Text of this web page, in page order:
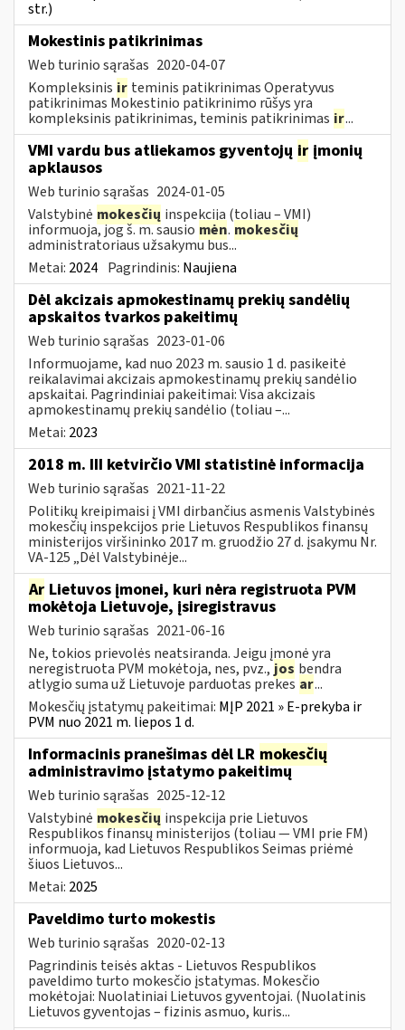
str.)
Mokestinis patikrinimas
Web turinio sąrašas 2020-04-07
Kompleksinis ir teminis patikrinimas Operatyvus
patikrinimas Mokestinio patikrinimo rūšys yra
kompleksinis patikrinimas, teminis patikrinimas ir...
VMI vardu bus atliekamos gyventojų ir įmonių
apklausos
Web turinio sąrašas 2024-01-05
Valstybinė mokesčių inspekcija (toliau – VMI)
informuoja, jog š. m. sausio mėn. mokesčių
administratoriaus užsakymu bus...
Metai: 2024 Pagrindinis: Naujiena
Dėl akcizais apmokestinamų prekių sandėlių
apskaitos tvarkos pakeitimų
Web turinio sąrašas 2023-01-06
Informuojame, kad nuo 2023 m. sausio 1 d. pasikeitė
reikalavimai akcizais apmokestinamų prekių sandėlio
apskaitai. Pagrindiniai pakeitimai: Visa akcizais
apmokestinamų prekių sandėlio (toliau –...
Metai: 2023
2018 m. III ketvirčio VMI statistinė informacija
Web turinio sąrašas 2021-11-22
Politikų kreipimaisi į VMI dirbančius asmenis Valstybinės
mokesčių inspekcijos prie Lietuvos Respublikos finansų
ministerijos viršininko 2017 m. gruodžio 27 d. įsakymu Nr.
VA-125 „Dėl Valstybinėje...
Ar Lietuvos įmonei, kuri nėra registruota PVM
mokėtoja Lietuvoje, įsiregistravus
Web turinio sąrašas 2021-06-16
Ne, tokios prievolės neatsiranda. Jeigu įmonė yra
neregistruota PVM mokėtoja, nes, pvz., jos bendra
atlygio suma už Lietuvoje parduotas prekes ar...
Mokesčių įstatymų pakeitimai: MĮP 2021 » E-prekyba ir
PVM nuo 2021 m. liepos 1 d.
Informacinis pranešimas dėl LR mokesčių
administravimo įstatymo pakeitimų
Web turinio sąrašas 2025-12-12
Valstybinė mokesčių inspekcija prie Lietuvos
Respublikos finansų ministerijos (toliau — VMI prie FM)
informuoja, kad Lietuvos Respublikos Seimas priėmė
šiuos Lietuvos...
Metai: 2025
Paveldimo turto mokestis
Web turinio sąrašas 2020-02-13
Pagrindinis teisės aktas - Lietuvos Respublikos
paveldimo turto mokesčio įstatymas. Mokesčio
mokėtojai: Nuolatiniai Lietuvos gyventojai. (Nuolatinis
Lietuvos gyventojas – fizinis asmuo, kuris...